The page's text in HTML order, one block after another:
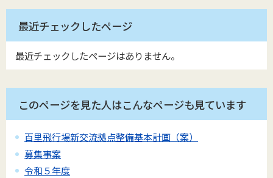
最近チェックしたページ
最近チェックしたページはありません。
このページを見た人はこんなページも見ています
百里飛行場新交流拠点整備基本計画（案）
募集事案
令和５年度